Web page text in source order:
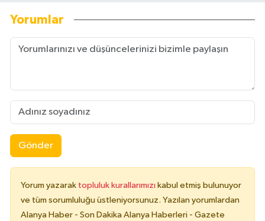
Yorumlar
Gönder
Yorum yazarak topluluk kurallarımızı kabul etmiş bulunuyor
ve tüm sorumluluğu üstleniyorsunuz. Yazılan yorumlardan
Alanya Haber - Son Dakika Alanya Haberleri - Gazete